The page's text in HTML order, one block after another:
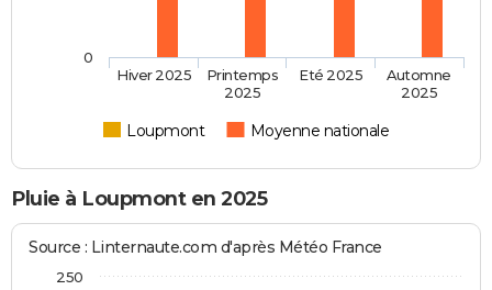
Loupmont Moyenne nationale
Hiver 2025
Printemps
2025
Eté 2025
Automne
2025
0
Pluie à Loupmont en 2025
Source : Linternaute.com d'après Météo France
250